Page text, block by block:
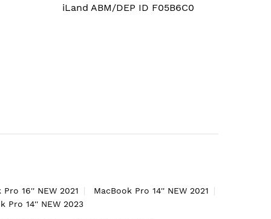
iLand ABM/DEP ID F05B6C0
Pro 16'' NEW 2021
MacBook Pro 14'' NEW 2021
Pro 14'' NEW 2023